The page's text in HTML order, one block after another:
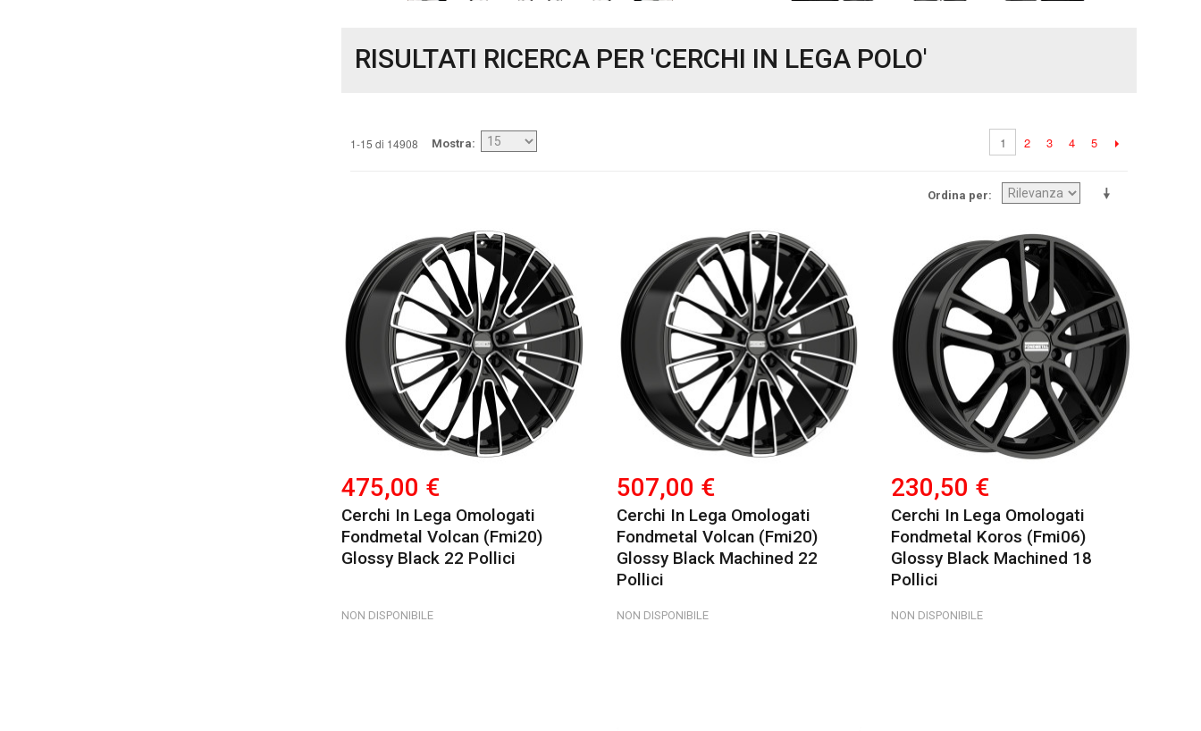
RISULTATI RICERCA PER 'CERCHI IN LEGA POLO'
1-15 di 14908 Mostra 1 2 3 4 5
Ordina per
475,00 €
Cerchi In Lega Omologati
Fondmetal Volcan (fmi20)
Glossy Black 22 Pollici
NON DISPONIBILE
507,00 €
Cerchi In Lega Omologati
Fondmetal Volcan (fmi20)
Glossy Black Machined 22
Pollici
NON DISPONIBILE
230,50 €
Cerchi In Lega Omologati
Fondmetal Koros (fmi06)
Glossy Black Machined 18
Pollici
NON DISPONIBILE